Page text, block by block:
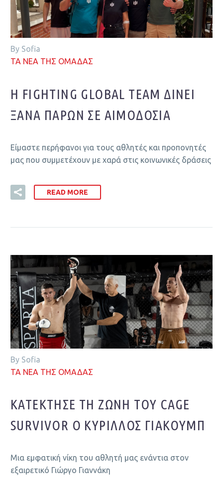
By Sofia
ΤΑ ΝΕΑ ΤΗΣ ΟΜΑΔΑΣ
Η FIGHTING GLOBAL TEAM ΔΊΝΕΙ
ΞΑΝΆ ΠΑΡΏΝ ΣΕ ΑΙΜΟΔΟΣΊΑ
Είμαστε περήφανοι για τους αθλητές και προπονητές
μας που συμμετέχουν με χαρά στις κοινωνικές δράσεις
READ MORE
By Sofia
ΤΑ ΝΕΑ ΤΗΣ ΟΜΑΔΑΣ
ΚΑΤΈΚΤΗΣΕ ΤΗ ΖΏΝΗ ΤΟΥ CAGE
SURVIVOR Ο ΚΎΡΙΛΛΟΣ ΓΙΑΚΟΎΜΠ
Μια εμφατική νίκη του αθλητή μας ενάντια στον
εξαιρετικό Γιώργο Γιαννάκη